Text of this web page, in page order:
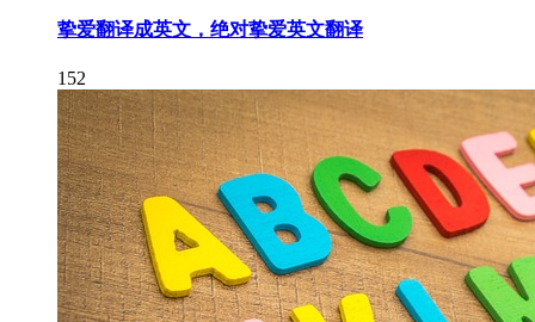
挚爱翻译成英文，绝对挚爱英文翻译
152